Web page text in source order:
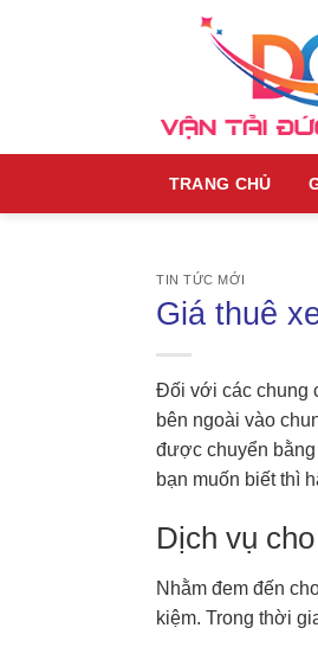
TRANG CHỦ
TIN TỨC MỚI
Giá thuê
Đối với các chung
bên ngoài vào
được chuyển
bạn muốn biết thì
Dịch vụ
Nhằm đem đến
kiệm. Trong thời